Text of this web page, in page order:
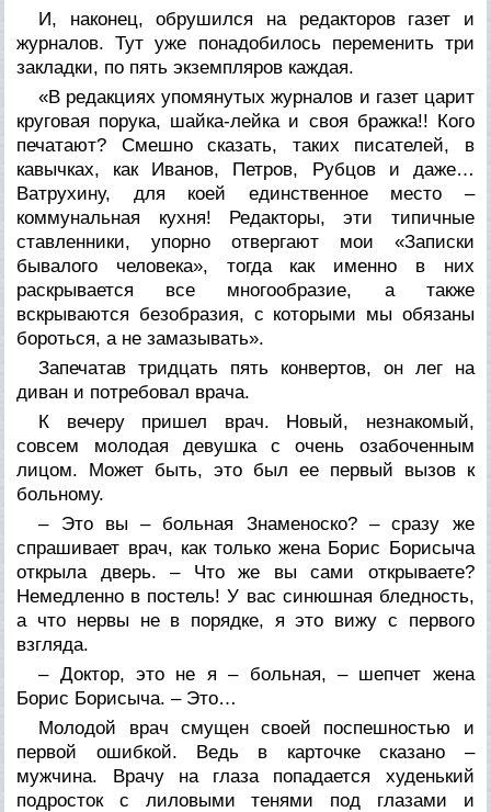
И, наконец, обрушился на редакторов газет и
журналов. Тут уже понадобилось переменить три
закладки, по пять экземпляров каждая.
«В редакциях упомянутых журналов и газет царит
круговая порука, шайка-лейка и своя бражка!! Кого
печатают? Смешно сказать, таких писателей, в
кавычках, как Иванов, Петров, Рубцов и даже…
Ватрухину, для коей единственное место –
коммунальная кухня! Редакторы, эти типичные
ставленники, упорно отвергают мои «Записки
бывалого человека», тогда как именно в них
раскрывается все многообразие, а также
вскрываются безобразия, с которыми мы обязаны
бороться, а не замазывать».
Запечатав тридцать пять конвертов, он лег на
диван и потребовал врача.
К вечеру пришел врач. Новый, незнакомый,
совсем молодая девушка с очень озабоченным
лицом. Может быть, это был ее первый вызов к
больному.
– Это вы – больная Знаменоско? – сразу же
спрашивает врач, как только жена Борис Борисыча
открыла дверь. – Что же вы сами открываете?
Немедленно в постель! У вас синюшная бледность,
а что нервы не в порядке, я это вижу с первого
взгляда.
– Доктор, это не я – больная, – шепчет жена
Борис Борисыча. – Это…
Молодой врач смущен своей поспешностью и
первой ошибкой. Ведь в карточке сказано –
мужчина. Врачу на глаза попадается худенький
подросток с лиловыми тенями под глазами и